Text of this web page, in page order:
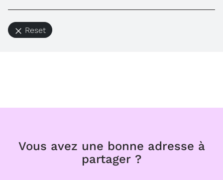
Reset
Vous avez une bonne adresse à
partager ?